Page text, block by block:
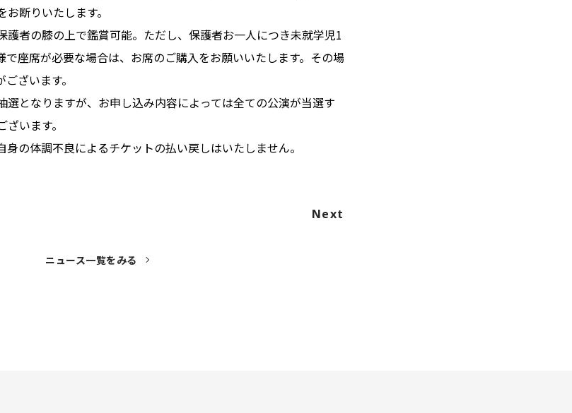
断りいたします。
護者の膝の上で鑑賞可能。ただし、保護者お一人につき未就学児1
で座席が必要な場合は、お席のご購入をお願いいたします。その場
ざいます。
選となりますが、お申し込み内容によっては全ての公演が当選す
います。
身の体調不良によるチケットの払い戻しはいたしません。
Next
ニュース一覧をみる